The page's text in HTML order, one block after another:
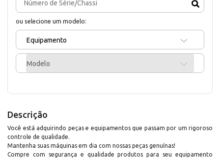
ou selecione um modelo:
Equipamento
Modelo
Descrição
Você está adquirindo peças e equipamentos que passam por um rigoroso
controle de qualidade.
Mantenha suas máquinas em dia com nossas peças genuínas!
Compre com segurança e qualidade produtos para seu equipamento